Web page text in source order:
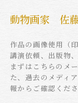
動物画家 佐
作品の画像使用（
講演依頼、出版物
まずはこちらのメ
た、過去のメディ
報からご確認くださ